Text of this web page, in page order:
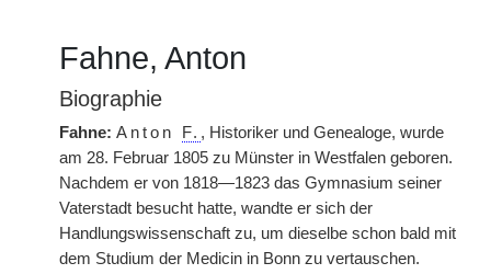
Fahne, Anton
Biographie
Fahne: Anton F. , Historiker und Genealoge, wurde
am 28. Februar 1805 zu Münster in Westfalen geboren.
Nachdem er von 1818—1823 das Gymnasium seiner
Vaterstadt besucht hatte, wandte er sich der
Handlungswissenschaft zu, um dieselbe schon bald mit
dem Studium der Medicin in Bonn zu vertauschen.